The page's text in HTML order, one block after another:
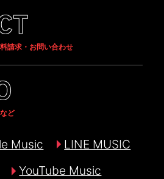
請求・お問い合わせ
ど
Music
LINE MUSIC
YouTube Music